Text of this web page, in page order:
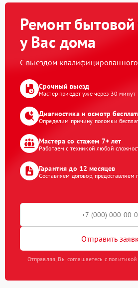
Ремонт бытовой
у Вас дома
С выездом
Срочный выезд
Мастер приедет уже через 30 минут
Диагностика и осмотр
Определим причину поломки
Мастера со стажем 7+ лет
Работаем с техникой любой
Гарантия до 12 месяцев
Составляем договор, предоставляем
Отправить
Отправляя, Вы соглашаетесь с